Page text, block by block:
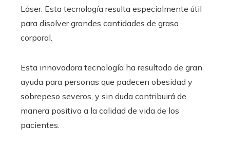
Láser. Esta tecnología resulta especialmente útil
para disolver grandes cantidades de grasa
corporal.
Esta innovadora tecnología ha resultado de gran
ayuda para personas que padecen obesidad y
sobrepeso severos, y sin duda contribuirá de
manera positiva a la calidad de vida de los
pacientes.